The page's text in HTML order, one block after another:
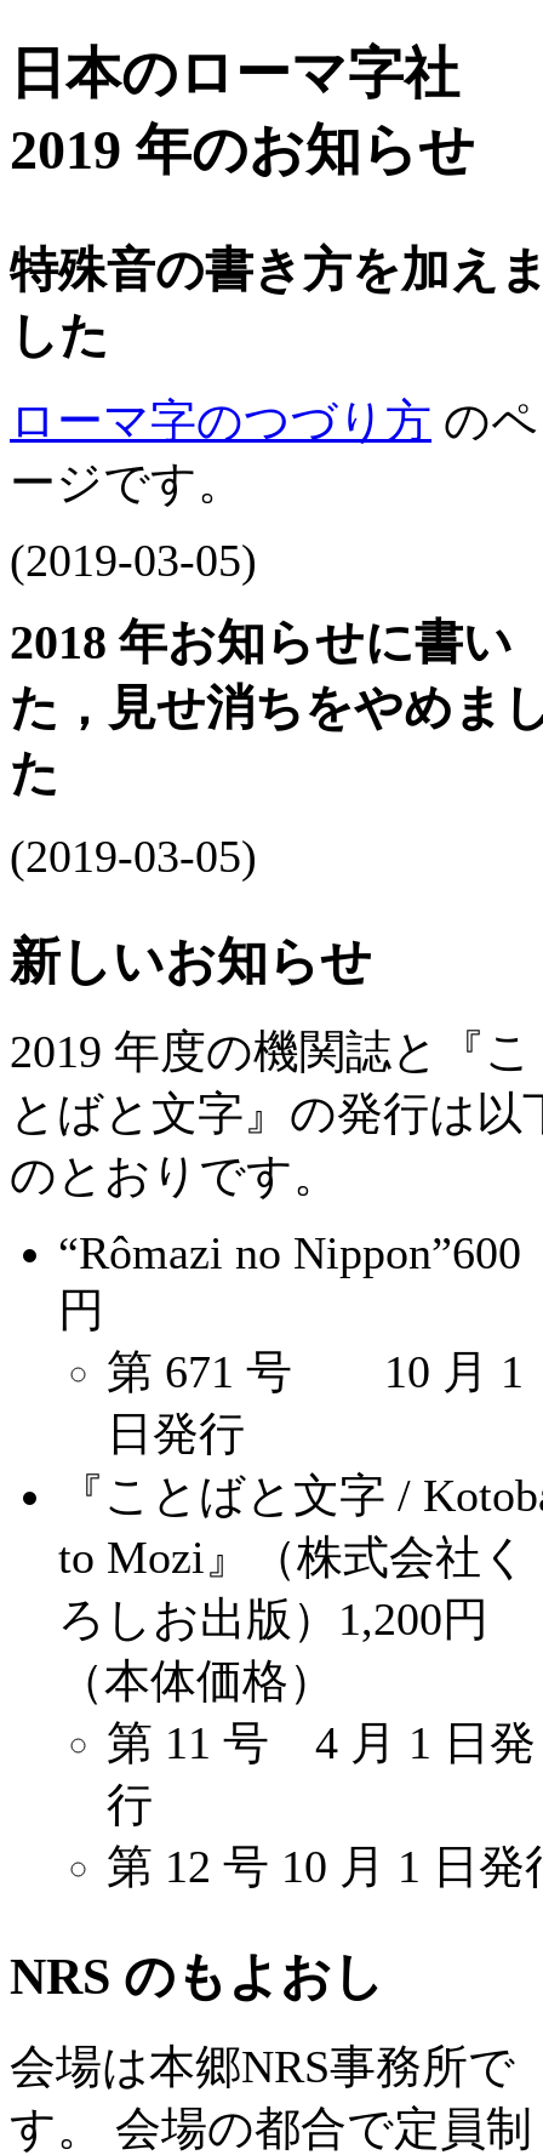
日本のローマ字社
2019 年のお知らせ
特殊音の書き方を加え
した
ローマ字のつづり方 のペ
ージです。
(2019-03-05)
2018 年お知らせに書い
た，見せ消ちをやめま
た
(2019-03-05)
新しいお知らせ
2019 年度の機関誌と『こ
とばと文字』の発行は以
のとおりです。
“Rômazi no Nippon”600
円
第 671 号 10 月 1
日発行
『ことばと文字 /
to Mozi』（株式会社く
ろしお出版）1,200円
（本体価格）
第 11 号 4 月 1 日発
行
第 12 号 10 月 1 日発
NRS のもよおし
会場は本郷NRS事務所で
す。 会場の都合で定員制